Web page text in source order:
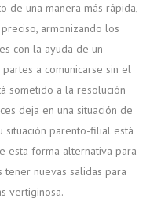
de una manera más rápida,
armonizando los
con la ayuda de un
a comunicarse sin el
sometido a la resolución
deja en una situación de
situación parento-filial está
esta forma alternativa para
nuevas salidas para
vertiginosa.